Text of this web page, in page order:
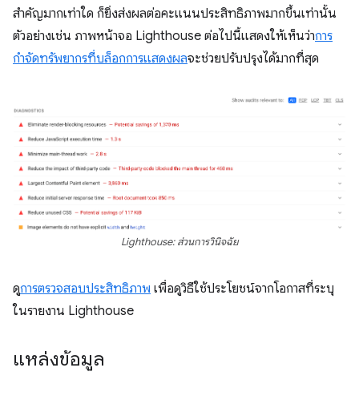
สำคัญมากเท่าใด ก็ยิ่งส่งผลต่อคะแนนประสิทธิภาพมากขึ้นเท่านั้น
ตัวอย่างเช่น ภาพหน้าจอ Lighthouse ต่อไปนี้แสดงให้เห็นว่าการ
กำจัดทรัพยากรที่บล็อกการแสดงผลจะช่วยปรับปรุงได้มากที่สุด
Lighthouse: ส่วนการวินิจฉัย
ดูการตรวจสอบประสิทธิภาพ เพื่อดูวิธีใช้ประโยชน์จากโอกาสที่ระบุ
ในรายงาน Lighthouse
แหล่งข้อมูล